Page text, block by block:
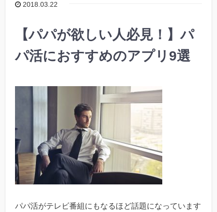
2018.03.22
【パパが欲しい人必見！】パ
パ活におすすめのアプリ9選
パパ活がテレビ番組にもなるほど話題になっています